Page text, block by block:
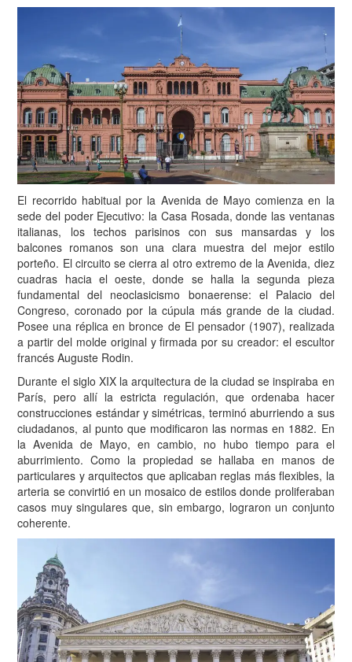
El recorrido habitual por la Avenida de Mayo comienza en la
sede del poder Ejecutivo: la Casa Rosada, donde las ventanas
italianas, los techos parisinos con sus mansardas y los
balcones romanos son una clara muestra del mejor estilo
porteño. El circuito se cierra al otro extremo de la Avenida, diez
cuadras hacia el oeste, donde se halla la segunda pieza
fundamental del neoclasicismo bonaerense: el Palacio del
Congreso, coronado por la cúpula más grande de la ciudad.
Posee una réplica en bronce de El pensador (1907), realizada
a partir del molde original y firmada por su creador: el escultor
francés Auguste Rodin.
Durante el siglo XIX la arquitectura de la ciudad se inspiraba en
París, pero allí la estricta regulación, que ordenaba hacer
construcciones estándar y simétricas, terminó aburriendo a sus
ciudadanos, al punto que modificaron las normas en 1882. En
la Avenida de Mayo, en cambio, no hubo tiempo para el
aburrimiento. Como la propiedad se hallaba en manos de
particulares y arquitectos que aplicaban reglas más flexibles, la
arteria se convirtió en un mosaico de estilos donde proliferaban
casos muy singulares que, sin embargo, lograron un conjunto
coherente.